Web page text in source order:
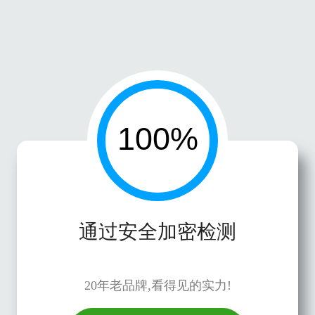
通过安全加密检测
20年老品牌,看得见的实力!